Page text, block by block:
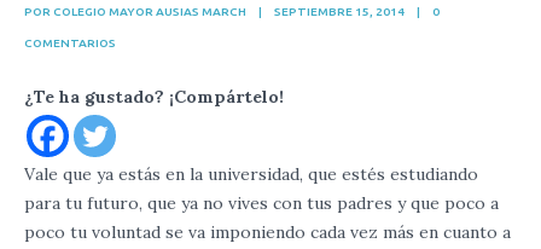
POR COLEGIO MAYOR AUSIAS MARCH | SEPTIEMBRE 15, 2014 | 0
COMENTARIOS
¿Te ha gustado? ¡Compártelo!
Vale que ya estás en la universidad, que estés estudiando
para tu futuro, que ya no vives con tus padres y que poco a
poco tu voluntad se va imponiendo cada vez más en cuanto a